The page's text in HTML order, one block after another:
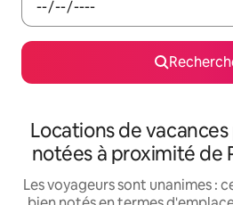
Locations de
notées à proximité de
Les voyageurs sont unanimes :